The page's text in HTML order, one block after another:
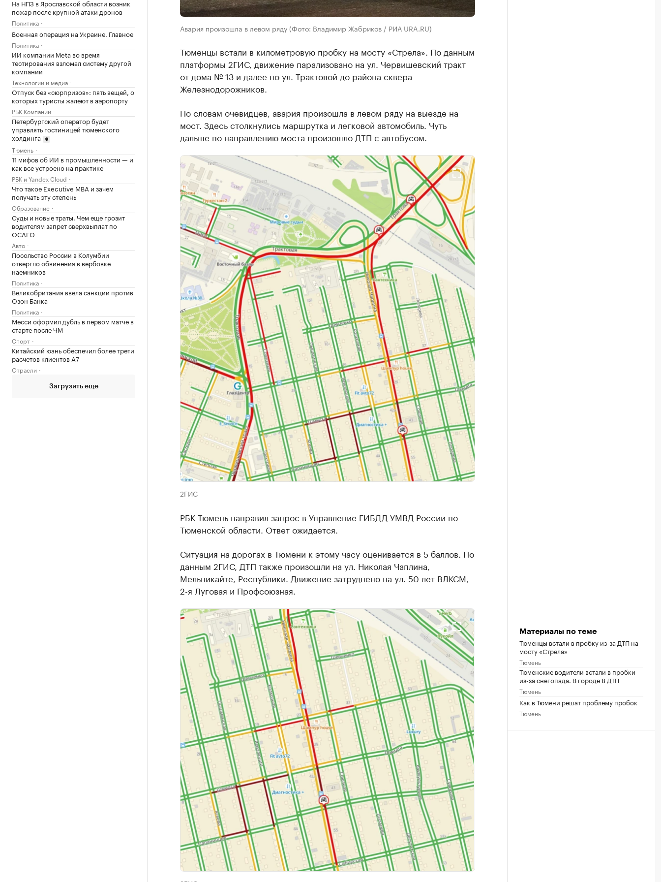
На НПЗ в Ярославской области возник
пожар после крупной атаки дронов
Политика
Военная операция на Украине. Главное
Политика
ИИ компании Meta во время
тестирования взломал систему другой
компании
Технологии и медиа
Отпуск без «сюрпризов»: пять вещей, о
которых туристы жалеют в аэропорту
РБК Компании
Петербургский оператор будет
управлять гостиницей тюменского
холдинга
Тюмень
11 мифов об ИИ в промышленности — и
как все устроено на практике
РБК и Yandex Cloud
Что такое Executive MBA и зачем
получать эту степень
Образование
Суды и новые траты. Чем еще грозит
водителям запрет сверхвыплат по
ОСАГО
Авто
Посольство России в Колумбии
отвергло обвинения в вербовке
наемников
Политика
Великобритания ввела санкции против
Озон Банка
Политика
Месси оформил дубль в первом матче в
старте после ЧМ
Спорт
Китайский юань обеспечил более трети
расчетов клиентов А7
Отрасли
Загрузить еще
Авария произошла в левом ряду (Фото: Владимир Жабриков / РИА URA.RU)
Тюменцы встали в километровую пробку на мосту «Стрела». По данным
платформы 2ГИС, движение парализовано на ул. Червишевский тракт
от дома № 13 и далее по ул. Трактовой до района сквера
Железнодорожников.
По словам очевидцев, авария произошла в левом ряду на выезде на
мост. Здесь столкнулись маршрутка и легковой автомобиль. Чуть
дальше по направлению моста произошло ДТП с автобусом.
2ГИС
РБК Тюмень направил запрос в Управление ГИБДД УМВД России по
Тюменской области. Ответ ожидается.
Ситуация на дорогах в Тюмени к этому часу оценивается в 5 баллов. По
данным 2ГИС, ДТП также произошли на ул. Николая Чаплина,
Мельникайте, Республики. Движение затруднено на ул. 50 лет ВЛКСМ,
2-я Луговая и Профсоюзная.
Материалы по теме
Тюменцы встали в пробку из-за ДТП на
мосту «Стрела»
Тюмень
Тюменские водители встали в пробки
из-за снегопада. В городе 8 ДТП
Тюмень
Как в Тюмени решат проблему пробок
Тюмень